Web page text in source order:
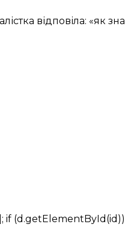
відповіла: «як
if